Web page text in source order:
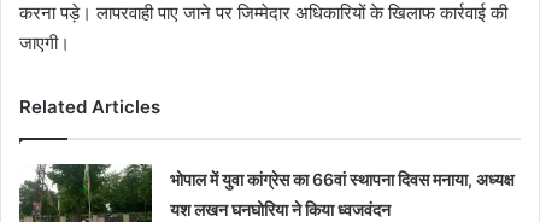
करना पड़े। लापरवाही पाए जाने पर जिम्मेदार अधिकारियों के खिलाफ कार्रवाई की
जाएगी।
Related Articles
भोपाल में युवा कांग्रेस का 66वां स्थापना दिवस मनाया, अध्यक्ष
यश लखन घनघोरिया ने किया ध्वजवंदन